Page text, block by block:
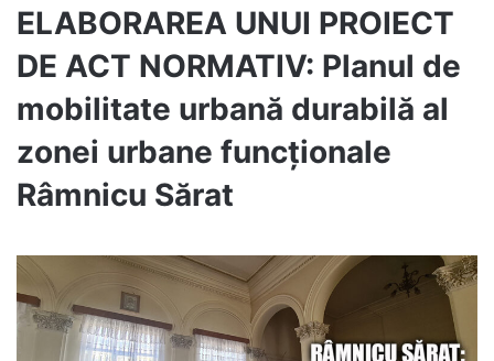
ELABORAREA UNUI PROIECT
DE ACT NORMATIV: Planul de
mobilitate urbană durabilă al
zonei urbane funcționale
Râmnicu Sărat